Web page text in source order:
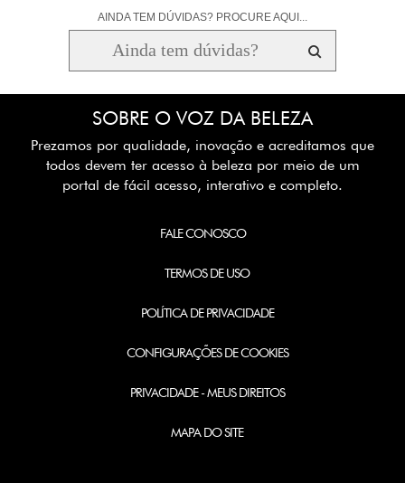
AINDA TEM DÚVIDAS? PROCURE AQUI...
SOBRE O VOZ DA BELEZA
Prezamos por qualidade, inovação e acreditamos que
todos devem ter acesso à beleza por meio de um
portal de fácil acesso, interativo e completo.
FALE CONOSCO
TERMOS DE USO
POLÍTICA DE PRIVACIDADE
CONFIGURAÇÕES DE COOKIES
PRIVACIDADE - MEUS DIREITOS
MAPA DO SITE